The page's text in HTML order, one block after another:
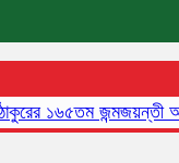
১৬৫তম জন্মজয়ন্তী আজ